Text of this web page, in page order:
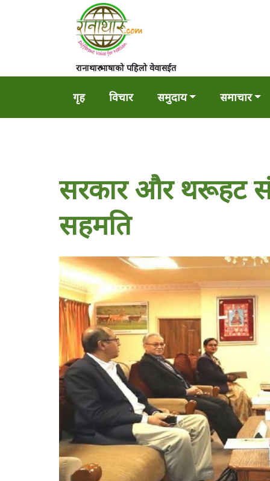
रानाथारु भाषाको पहिलो वेवासईत
गृह विचार समुदाय समाचार
सरकार और थरूहट
सहमति